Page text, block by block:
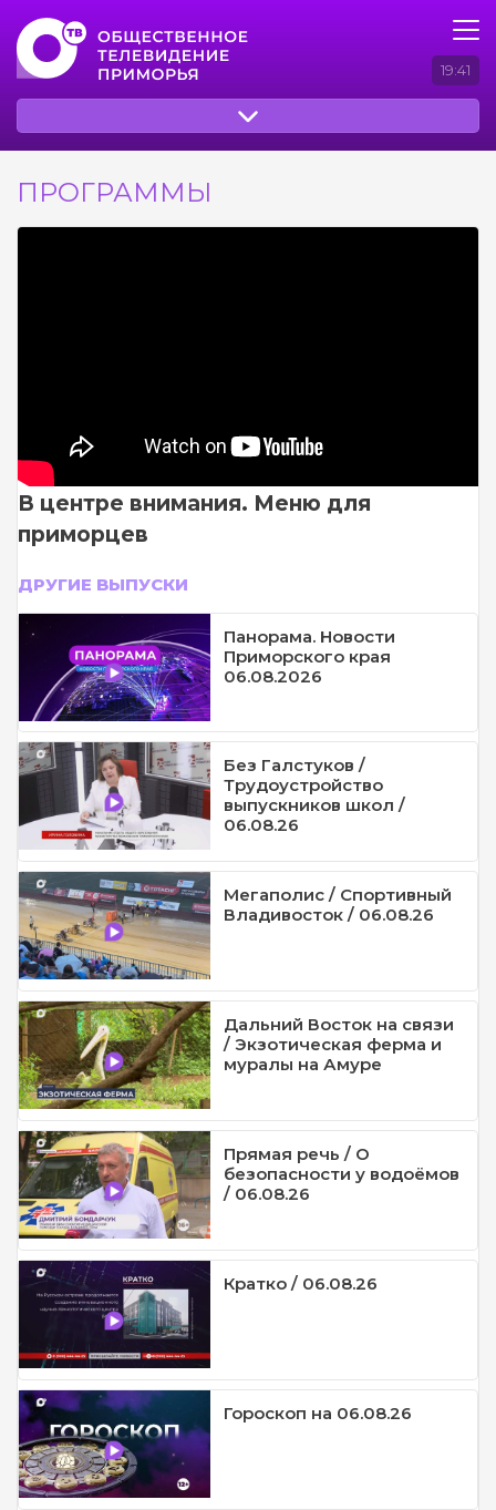
19:41
ПРОГРАММЫ
В центре внимания. Меню для
приморцев
ДРУГИЕ ВЫПУСКИ
Панорама. Новости
Приморского края
06.08.2026
Без Галстуков /
Трудоустройство
выпускников школ /
06.08.26
Мегаполис / Спортивный
Владивосток / 06.08.26
Дальний Восток на связи
/ Экзотическая ферма и
муралы на Амуре
Прямая речь / О
безопасности у водоёмов
/ 06.08.26
Кратко / 06.08.26
Гороскоп на 06.08.26